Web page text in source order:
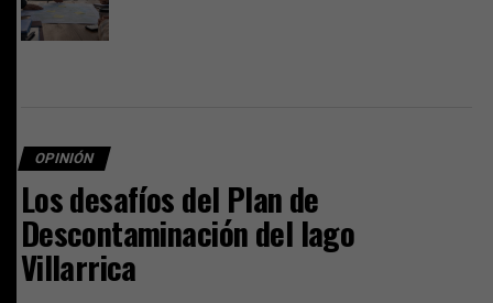
OPINIÓN
Los desafíos del Plan de
Descontaminación del lago
Villarrica